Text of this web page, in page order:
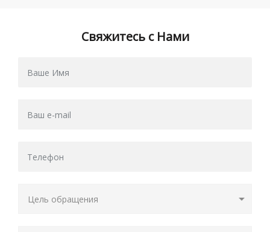
Свяжитесь с Нами